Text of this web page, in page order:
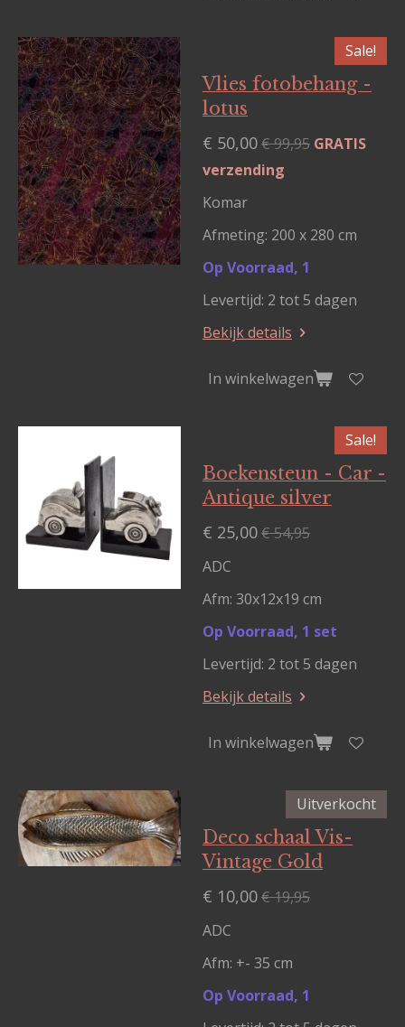
Sale!
Vlies fotobehang -
lotus
€ 50,00€ 99,95 GRATIS
verzending
Komar
Afmeting: 200 x 280 cm
Op Voorraad, 1
Levertijd: 2 tot 5 dagen
Bekijk details
In winkelwagen
Sale!
Boekensteun - Car -
Antique silver
€ 25,00€ 54,95
ADC
Afm: 30x12x19 cm
Op Voorraad, 1 set
Levertijd: 2 tot 5 dagen
Bekijk details
In winkelwagen
Uitverkocht
Deco schaal Vis-
Vintage Gold
€ 10,00€ 19,95
ADC
Afm: +- 35 cm
Op Voorraad, 1